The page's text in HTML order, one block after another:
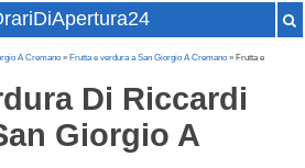
A Cremano » Frutta e verdura a San Giorgio A Cremano » Frutta e
Di Riccardi
Giorgio A